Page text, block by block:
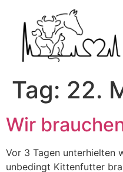
Tag: 22.
Wir
Vor 3 Tagen unterhielten
unbedingt Kittenfutter